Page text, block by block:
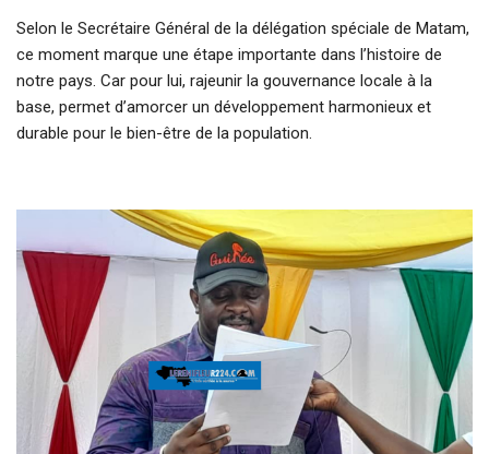
Selon le Secrétaire Général de la délégation spéciale de Matam,
ce moment marque une étape importante dans l’histoire de
notre pays. Car pour lui, rajeunir la gouvernance locale à la
base, permet d’amorcer un développement harmonieux et
durable pour le bien-être de la population.